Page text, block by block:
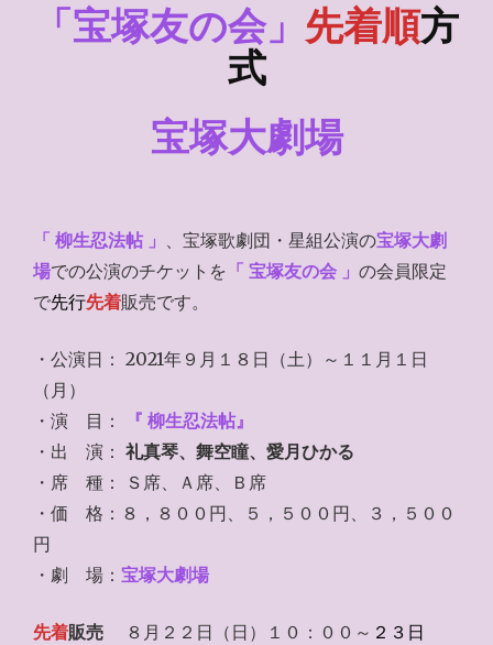
「宝塚友の会」 先着順方
式
宝塚大劇場
「 柳生忍法帖 」 、宝塚歌劇団・星組公演の宝塚大劇
場での公演のチケットを 「 宝塚友の会 」 の会員限定
で先行先着販売です。
・公演日： 2021年９月１８日（土）～１１月１日
（月）
・演 目：
『 柳生忍法帖』
・出 演： 礼真琴、舞空瞳、愛月ひかる
・席 種： Ｓ席、Ａ席、Ｂ席
・価 格：８，８００円、５，５００円、３，５００
円
・劇 場： 宝塚大劇場
先着販売 ８月２２日（日）１０：００～ ２３日